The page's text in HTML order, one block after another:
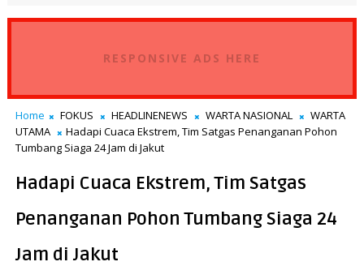
RESPONSIVE ADS HERE
Home FOKUS HEADLINENEWS WARTA NASIONAL
WARTA
UTAMA
Hadapi Cuaca Ekstrem, Tim Satgas Penanganan Pohon
Tumbang Siaga 24 Jam di Jakut
Hadapi Cuaca Ekstrem, Tim Satgas
Penanganan Pohon Tumbang Siaga 24
Jam di Jakut